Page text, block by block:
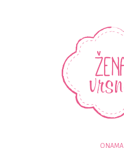
O NAMA